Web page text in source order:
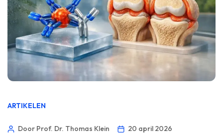
ARTIKELEN
Door Prof. Dr. Thomas Klein
20 april 2026